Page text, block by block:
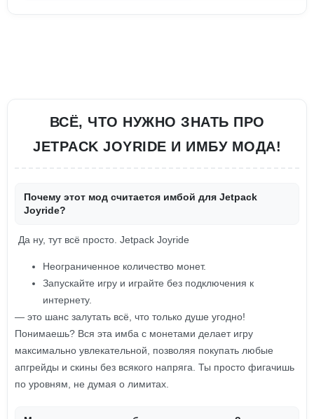
ВСЁ, ЧТО НУЖНО ЗНАТЬ ПРО
JETPACK JOYRIDE И ИМБУ МОДА!
Почему этот мод считается имбой для Jetpack
Joyride?
Да ну, тут всё просто. Jetpack Joyride
Неограниченное количество монет.
Запускайте игру и играйте без подключения к
интернету.
— это шанс залутать всё, что только душе угодно!
Понимаешь? Вся эта имба с монетами делает игру
максимально увлекательной, позволяя покупать любые
апгрейды и скины без всякого напряга. Ты просто фигачишь
по уровням, не думая о лимитах.